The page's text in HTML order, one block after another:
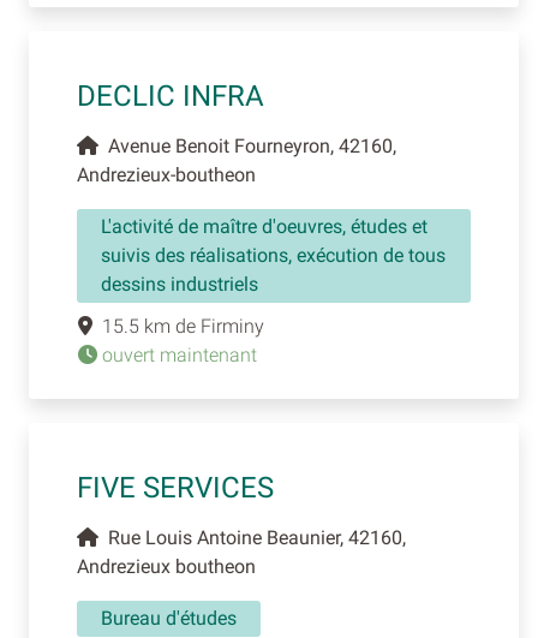
DECLIC INFRA
Avenue Benoit Fourneyron, 42160,
Andrezieux-boutheon
L'activité de maître d'oeuvres, études et
suivis des réalisations, exécution de tous
dessins industriels
15.5 km de Firminy
ouvert maintenant
FIVE SERVICES
Rue Louis Antoine Beaunier, 42160,
Andrezieux boutheon
Bureau d'études